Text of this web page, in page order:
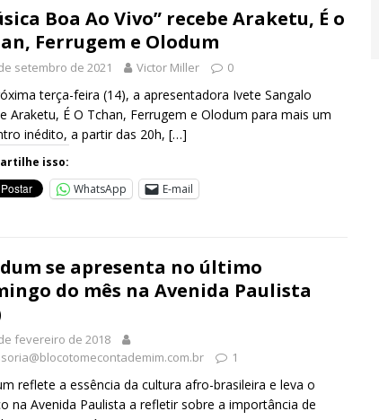
Boa Ao Vivo” recebe Araketu, É o
Ferrugem e Olodum
setembro de 2021 Victor Miller 0
terça-feira (14), a apresentadora Ivete Sangalo
Araketu, É O Tchan, Ferrugem e Olodum para mais um
inédito, a partir das 20h, […]
isso:
WhatsApp
E-mail
se apresenta no último
do mês na Avenida Paulista
fevereiro de 2018
1
reflete a essência da cultura afro-brasileira e leva o
na Avenida Paulista a refletir sobre a importância de